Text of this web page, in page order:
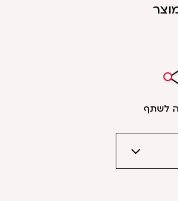
לשתף